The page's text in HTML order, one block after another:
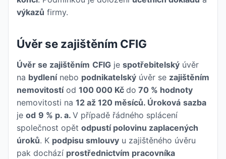
výkazů firmy.
Úvěr se zajištěním CFIG
Úvěr se zajištěním CFIG je spotřebitelský úvěr
na bydlenínebo podnikatelský úvěr se zajištěním
nemovitostíod 100 000 Kč do 70 % hodnoty
nemovitosti na 12 až 120 měsíců. Úroková sazba
je od 9 % p. a. V případě řádného splácení
společnost opět odpustí polovinu zaplacených
úroků. K podpisu smlouvy u zajištěného úvěru
pak dochází prostřednictvím pracovníka